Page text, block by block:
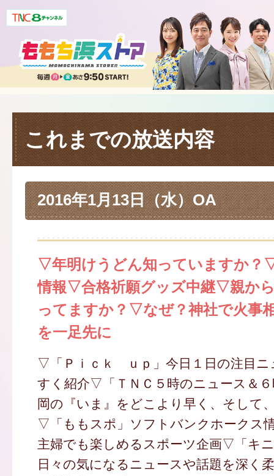
これまでの放送内容
2016年1月13日（水）OA
▽年明けうどん知っていますか？
情報▽合格祈願グッズ中継▽親か
ってますか？▽なぜ？神社で火事
を一足先に
▽「Ｐｉｃｋ ｕｐ」今日１日の注目ニ
すく紹介▽「ＴＮＣ５時のニュース＆
岡の『いま』をどこより早く、そして
▽「ももスポ」ソフトバンクホークス
主婦でも楽しめるスポーツ企画▽「キ
日々の気になるニュースや話題を深く